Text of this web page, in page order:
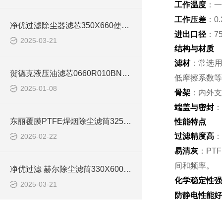
净优过滤除尘器滤芯350X660使用说明
2025-03-21
贺德克液压油滤芯0660R010BN4HC
2025-01-08
东丽覆膜PTFE焊烟除尘滤筒325*900
2026-02-22
净优过滤 赫尔除尘滤筒330X600简介
2025-03-21
工作温度：
工作压差：
进出口径：
结构与材质
滤材：常选
低摩擦系数
骨架：内外
端盖与密封
性能特点
过滤精度高
易清灰：
间和频率。
化学稳定性强
防静电性能好